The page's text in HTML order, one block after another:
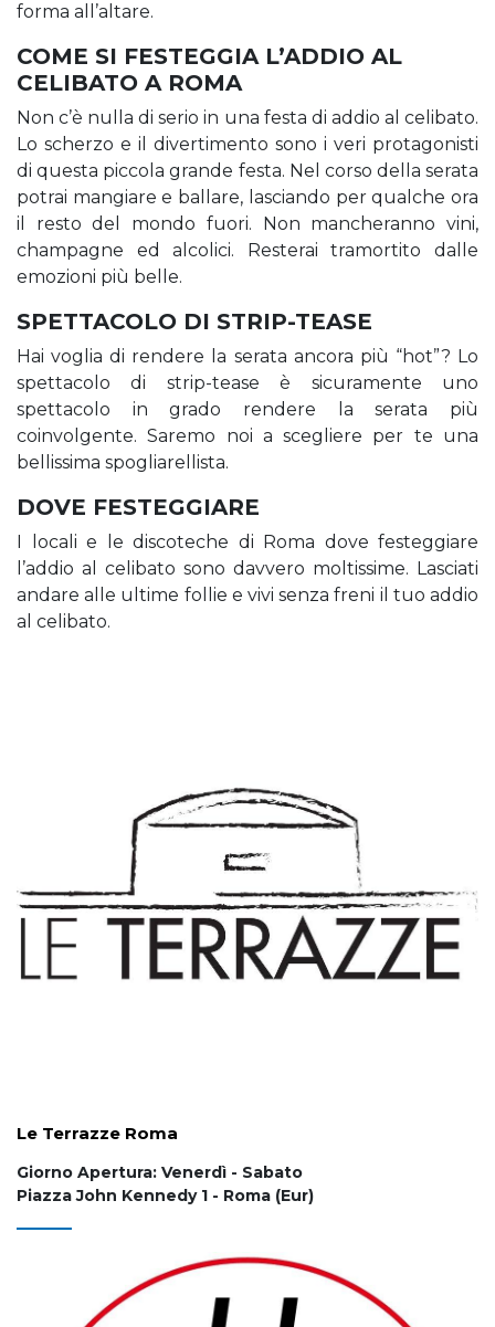
forma all’altare.
COME SI FESTEGGIA L’ADDIO AL
CELIBATO A ROMA
Non c’è nulla di serio in una festa di addio al celibato.
Lo scherzo e il divertimento sono i veri protagonisti
di questa piccola grande festa. Nel corso della serata
potrai mangiare e ballare, lasciando per qualche ora
il resto del mondo fuori. Non mancheranno vini,
champagne ed alcolici. Resterai tramortito dalle
emozioni più belle.
SPETTACOLO DI STRIP-TEASE
Hai voglia di rendere la serata ancora più “hot”? Lo
spettacolo di strip-tease è sicuramente uno
spettacolo in grado rendere la serata più
coinvolgente. Saremo noi a scegliere per te una
bellissima spogliarellista.
DOVE FESTEGGIARE
I locali e le discoteche di Roma dove festeggiare
l’addio al celibato sono davvero moltissime. Lasciati
andare alle ultime follie e vivi senza freni il tuo addio
al celibato.
Le Terrazze Roma
Giorno Apertura: Venerdì - Sabato
Piazza John Kennedy 1 - Roma (Eur)